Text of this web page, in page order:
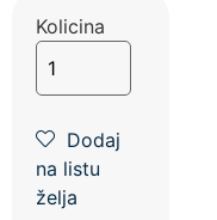
Kolicina
Dodaj
na listu
želja